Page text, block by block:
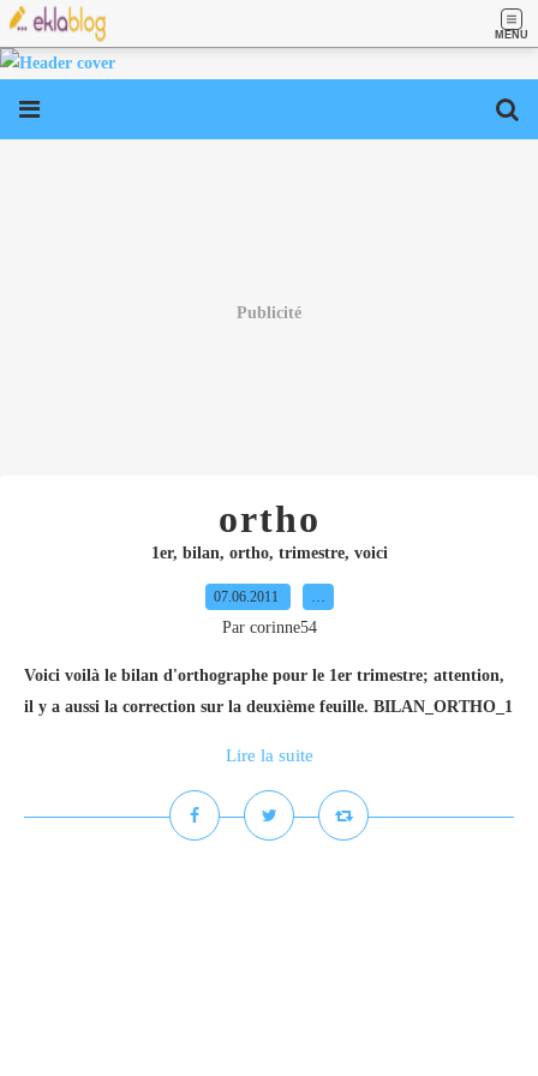
MENU
Publicité
ortho
1er, bilan, ortho, trimestre, voici
07.06.2011 …
Par corinne54
Voici voilà le bilan d'orthographe pour le 1er trimestre; attention,
il y a aussi la correction sur la deuxième feuille. BILAN_ORTHO_1
Lire la suite